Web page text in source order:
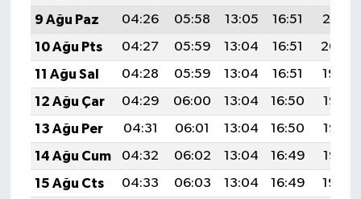
9 Ağu Paz
04:26 05:58 13:05 16:51
20:01
10 Ağu Pts
04:27 05:59 13:04 16:51
20:00
11 Ağu Sal
04:28 05:59 13:04 16:51
19:59
12 Ağu Çar
04:29 06:00 13:04 16:50
19:58
13 Ağu Per
04:31 06:01 13:04 16:50
19:57
14 Ağu Cum
04:32 06:02 13:04 16:49
19:56
15 Ağu Cts
04:33 06:03 13:04 16:49
19:54